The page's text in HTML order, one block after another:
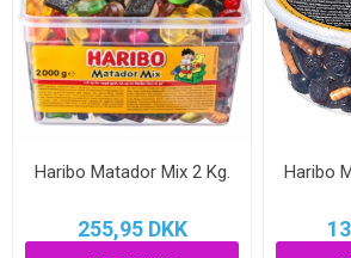
Haribo Matador Mix 2 Kg.
255,95 DKK
Haribo